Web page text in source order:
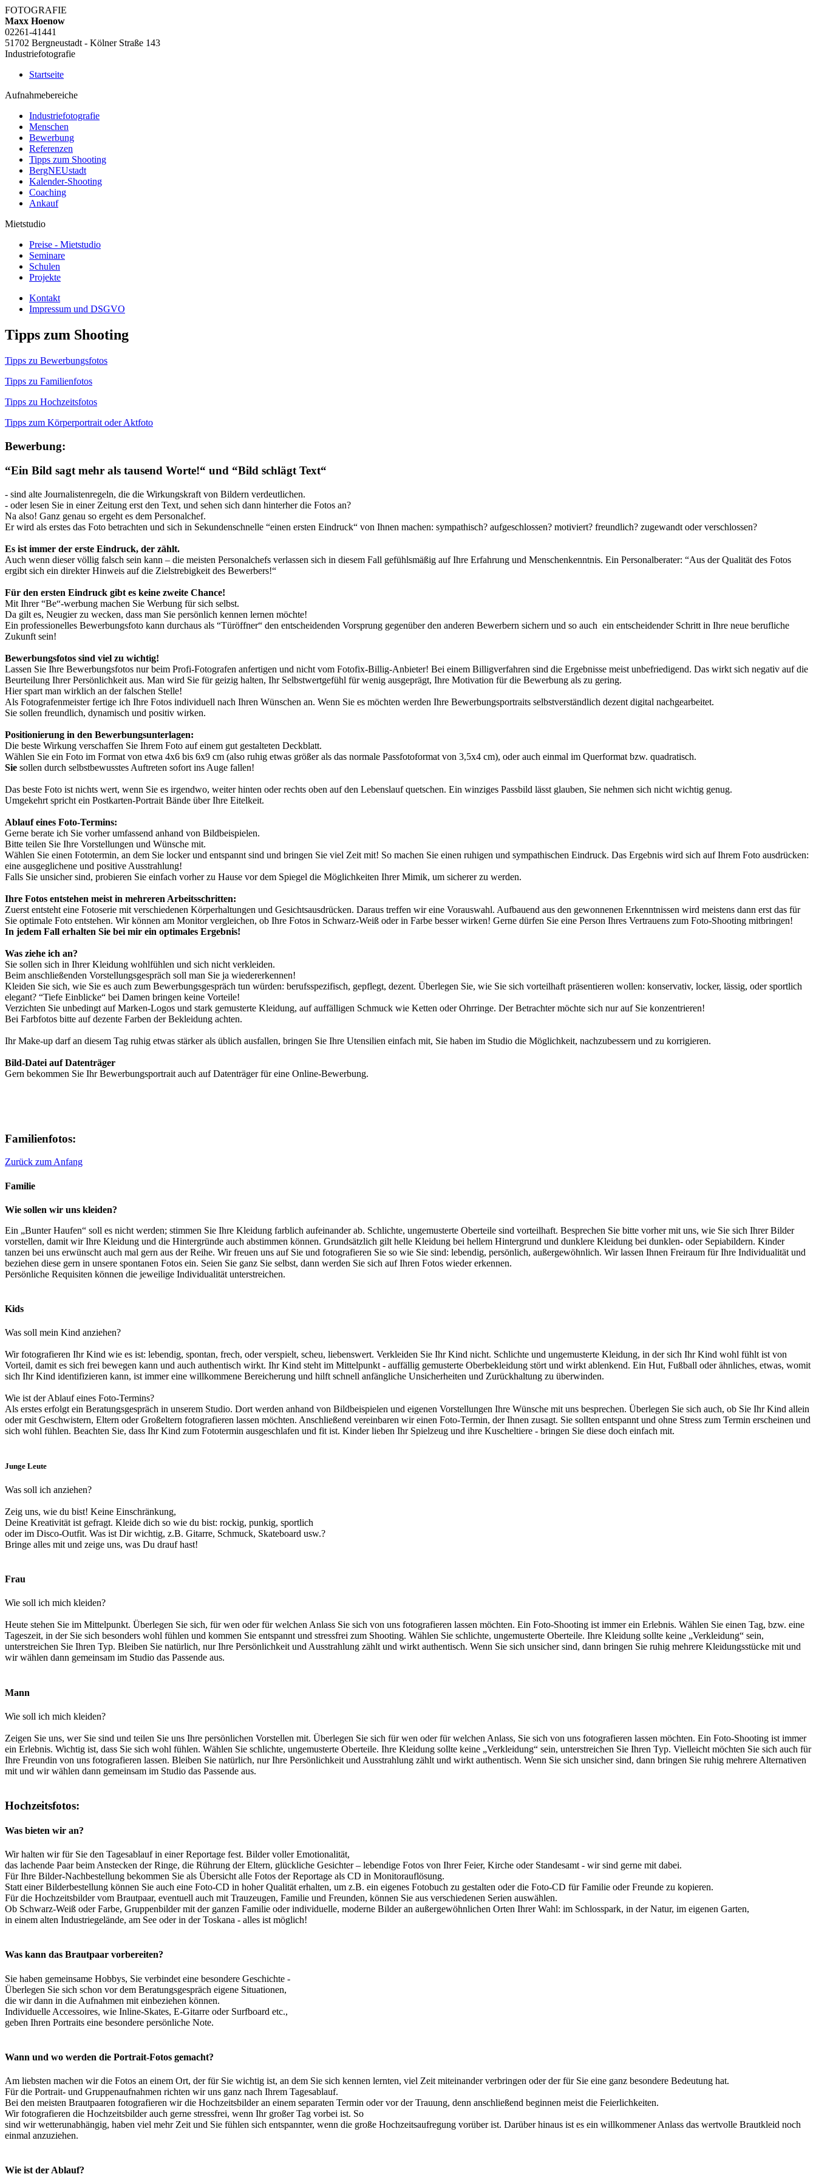
FOTOGRAFIE
Maxx Hoenow
02261-41441
51702 Bergneustadt - Kölner Straße 143
Industriefotografie
Startseite
Aufnahmebereiche
Industriefotografie
Menschen
Bewerbung
Referenzen
Tipps zum Shooting
BergNEUstadt
Kalender-Shooting
Coaching
Ankauf
Mietstudio
Preise - Mietstudio
Seminare
Schulen
Projekte
Kontakt
Impressum und DSGVO
Tipps zum Shooting
Tipps zu Bewerbungsfotos
Tipps zu Familienfotos
Tipps zu Hochzeitsfotos
Tipps zum Körperportrait oder Aktfoto
Bewerbung:
“Ein Bild sagt mehr als tausend Worte!“ und “Bild schlägt Text“
- sind alte Journalistenregeln, die die Wirkungskraft von Bildern verdeutlichen.
- oder lesen Sie in einer Zeitung erst den Text, und sehen sich dann hinterher die Fotos an?
Na also! Ganz genau so ergeht es dem Personalchef.
Er wird als erstes das Foto betrachten und sich in Sekundenschnelle “einen ersten Eindruck“ von Ihnen machen: sympathisch? aufgeschlossen? motiviert? freundlich? zugewandt oder verschlossen?
Es ist immer der erste Eindruck, der zählt.
Auch wenn dieser völlig falsch sein kann – die meisten Personalchefs verlassen sich in diesem Fall gefühlsmäßig auf Ihre Erfahrung und Menschenkenntnis. Ein Personalberater: “Aus der Qualität des Fotos
ergibt sich ein direkter Hinweis auf die Zielstrebigkeit des Bewerbers!“
Für den ersten Eindruck gibt es keine zweite Chance!
Mit Ihrer “Be“-werbung machen Sie Werbung für sich selbst.
Da gilt es, Neugier zu wecken, dass man Sie persönlich kennen lernen möchte!
Ein professionelles Bewerbungsfoto kann durchaus als “Türöffner“ den entscheidenden Vorsprung gegenüber den anderen Bewerbern sichern und so auch ein entscheidender Schritt in Ihre neue berufliche
Zukunft sein!
Bewerbungsfotos sind viel zu wichtig!
Lassen Sie Ihre Bewerbungsfotos nur beim Profi-Fotografen anfertigen und nicht vom Fotofix-Billig-Anbieter! Bei einem Billigverfahren sind die Ergebnisse meist unbefriedigend. Das wirkt sich negativ auf die
Beurteilung Ihrer Persönlichkeit aus. Man wird Sie für geizig halten, Ihr Selbstwertgefühl für wenig ausgeprägt, Ihre Motivation für die Bewerbung als zu gering.
Hier spart man wirklich an der falschen Stelle!
Als Fotografenmeister fertige ich Ihre Fotos individuell nach Ihren Wünschen an. Wenn Sie es möchten werden Ihre Bewerbungsportraits selbstverständlich dezent digital nachgearbeitet.
Sie sollen freundlich, dynamisch und positiv wirken.
Positionierung in den Bewerbungsunterlagen:
Die beste Wirkung verschaffen Sie Ihrem Foto auf einem gut gestalteten Deckblatt.
Wählen Sie ein Foto im Format von etwa 4x6 bis 6x9 cm (also ruhig etwas größer als das normale Passfotoformat von 3,5x4 cm), oder auch einmal im Querformat bzw. quadratisch.
Sie sollen durch selbstbewusstes Auftreten sofort ins Auge fallen!
Das beste Foto ist nichts wert, wenn Sie es irgendwo, weiter hinten oder rechts oben auf den Lebenslauf quetschen. Ein winziges Passbild lässt glauben, Sie nehmen sich nicht wichtig genug.
Umgekehrt spricht ein Postkarten-Portrait Bände über Ihre Eitelkeit.
Ablauf eines Foto-Termins:
Gerne berate ich Sie vorher umfassend anhand von Bildbeispielen.
Bitte teilen Sie Ihre Vorstellungen und Wünsche mit.
Wählen Sie einen Fototermin, an dem Sie locker und entspannt sind und bringen Sie viel Zeit mit! So machen Sie einen ruhigen und sympathischen Eindruck. Das Ergebnis wird sich auf Ihrem Foto ausdrücken:
eine ausgeglichene und positive Ausstrahlung!
Falls Sie unsicher sind, probieren Sie einfach vorher zu Hause vor dem Spiegel die Möglichkeiten Ihrer Mimik, um sicherer zu werden.
Ihre Fotos entstehen meist in mehreren Arbeitsschritten:
Zuerst entsteht eine Fotoserie mit verschiedenen Körperhaltungen und Gesichtsausdrücken. Daraus treffen wir eine Vorauswahl. Aufbauend aus den gewonnenen Erkenntnissen wird meistens dann erst das für
Sie optimale Foto entstehen. Wir können am Monitor vergleichen, ob Ihre Fotos in Schwarz-Weiß oder in Farbe besser wirken! Gerne dürfen Sie eine Person Ihres Vertrauens zum Foto-Shooting mitbringen!
In jedem Fall erhalten Sie bei mir ein optimales Ergebnis!
Was ziehe ich an?
Sie sollen sich in Ihrer Kleidung wohlfühlen und sich nicht verkleiden.
Beim anschließenden Vorstellungsgespräch soll man Sie ja wiedererkennen!
Kleiden Sie sich, wie Sie es auch zum Bewerbungsgespräch tun würden: berufsspezifisch, gepflegt, dezent. Überlegen Sie, wie Sie sich vorteilhaft präsentieren wollen: konservativ, locker, lässig, oder sportlich
elegant? “Tiefe Einblicke“ bei Damen bringen keine Vorteile!
Verzichten Sie unbedingt auf Marken-Logos und stark gemusterte Kleidung, auf auffälligen Schmuck wie Ketten oder Ohrringe. Der Betrachter möchte sich nur auf Sie konzentrieren!
Bei Farbfotos bitte auf dezente Farben der Bekleidung achten.
Ihr Make-up darf an diesem Tag ruhig etwas stärker als üblich ausfallen, bringen Sie Ihre Utensilien einfach mit, Sie haben im Studio die Möglichkeit, nachzubessern und zu korrigieren.
Bild-Datei auf Datenträger
Gern bekommen Sie Ihr Bewerbungsportrait auch auf Datenträger für eine Online-Bewerbung.
Familienfotos:
Zurück zum Anfang
Familie
Wie sollen wir uns kleiden?
Ein „Bunter Haufen“ soll es nicht werden; stimmen Sie Ihre Kleidung farblich aufeinander ab. Schlichte, ungemusterte Oberteile sind vorteilhaft. Besprechen Sie bitte vorher mit uns, wie Sie sich Ihrer Bilder
vorstellen, damit wir Ihre Kleidung und die Hintergründe auch abstimmen können. Grundsätzlich gilt helle Kleidung bei hellem Hintergrund und dunklere Kleidung bei dunklen- oder Sepiabildern. Kinder
tanzen bei uns erwünscht auch mal gern aus der Reihe. Wir freuen uns auf Sie und fotografieren Sie so wie Sie sind: lebendig, persönlich, außergewöhnlich. Wir lassen Ihnen Freiraum für Ihre Individualität und
beziehen diese gern in unsere spontanen Fotos ein. Seien Sie ganz Sie selbst, dann werden Sie sich auf Ihren Fotos wieder erkennen.
Persönliche Requisiten können die jeweilige Individualität unterstreichen.
Kids
Was soll mein Kind anziehen?
Wir fotografieren Ihr Kind wie es ist: lebendig, spontan, frech, oder verspielt, scheu, liebenswert. Verkleiden Sie Ihr Kind nicht. Schlichte und ungemusterte Kleidung, in der sich Ihr Kind wohl fühlt ist von
Vorteil, damit es sich frei bewegen kann und auch authentisch wirkt. Ihr Kind steht im Mittelpunkt - auffällig gemusterte Oberbekleidung stört und wirkt ablenkend. Ein Hut, Fußball oder ähnliches, etwas, womit
sich Ihr Kind identifizieren kann, ist immer eine willkommene Bereicherung und hilft schnell anfängliche Unsicherheiten und Zurückhaltung zu überwinden.
Wie ist der Ablauf eines Foto-Termins?
Als erstes erfolgt ein Beratungsgespräch in unserem Studio. Dort werden anhand von Bildbeispielen und eigenen Vorstellungen Ihre Wünsche mit uns besprechen. Überlegen Sie sich auch, ob Sie Ihr Kind allein
oder mit Geschwistern, Eltern oder Großeltern fotografieren lassen möchten. Anschließend vereinbaren wir einen Foto-Termin, der Ihnen zusagt. Sie sollten entspannt und ohne Stress zum Termin erscheinen und
sich wohl fühlen. Beachten Sie, dass Ihr Kind zum Fototermin ausgeschlafen und fit ist. Kinder lieben Ihr Spielzeug und ihre Kuscheltiere - bringen Sie diese doch einfach mit.
Junge Leute
Was soll ich anziehen?
Zeig uns, wie du bist! Keine Einschränkung,
Deine Kreativität ist gefragt. Kleide dich so wie du bist: rockig, punkig, sportlich
oder im Disco-Outfit. Was ist Dir wichtig, z.B. Gitarre, Schmuck, Skateboard usw.?
Bringe alles mit und zeige uns, was Du drauf hast!
Frau
Wie soll ich mich kleiden?
Heute stehen Sie im Mittelpunkt. Überlegen Sie sich, für wen oder für welchen Anlass Sie sich von uns fotografieren lassen möchten. Ein Foto-Shooting ist immer ein Erlebnis. Wählen Sie einen Tag, bzw. eine
Tageszeit, in der Sie sich besonders wohl fühlen und kommen Sie entspannt und stressfrei zum Shooting. Wählen Sie schlichte, ungemusterte Oberteile. Ihre Kleidung sollte keine „Verkleidung“ sein,
unterstreichen Sie Ihren Typ. Bleiben Sie natürlich, nur Ihre Persönlichkeit und Ausstrahlung zählt und wirkt authentisch. Wenn Sie sich unsicher sind, dann bringen Sie ruhig mehrere Kleidungsstücke mit und
wir wählen dann gemeinsam im Studio das Passende aus.
Mann
Wie soll ich mich kleiden?
Zeigen Sie uns, wer Sie sind und teilen Sie uns Ihre persönlichen Vorstellen mit. Überlegen Sie sich für wen oder für welchen Anlass, Sie sich von uns fotografieren lassen möchten. Ein Foto-Shooting ist immer
ein Erlebnis. Wichtig ist, dass Sie sich wohl fühlen. Wählen Sie schlichte, ungemusterte Oberteile. Ihre Kleidung sollte keine „Verkleidung“ sein, unterstreichen Sie Ihren Typ. Vielleicht möchten Sie sich auch für
Ihre Freundin von uns fotografieren lassen. Bleiben Sie natürlich, nur Ihre Persönlichkeit und Ausstrahlung zählt und wirkt authentisch. Wenn Sie sich unsicher sind, dann bringen Sie ruhig mehrere Alternativen
mit und wir wählen dann gemeinsam im Studio das Passende aus.
Hochzeitsfotos:
Was bieten wir an?
Wir halten wir für Sie den Tagesablauf in einer Reportage fest. Bilder voller Emotionalität,
das lachende Paar beim Anstecken der Ringe, die Rührung der Eltern, glückliche Gesichter – lebendige Fotos von Ihrer Feier, Kirche oder Standesamt - wir sind gerne mit dabei.
Für Ihre Bilder-Nachbestellung bekommen Sie als Übersicht alle Fotos der Reportage als CD in Monitorauflösung.
Statt einer Bilderbestellung können Sie auch eine Foto-CD in hoher Qualität erhalten, um z.B. ein eigenes Fotobuch zu gestalten oder die Foto-CD für Familie oder Freunde zu kopieren.
Für die Hochzeitsbilder vom Brautpaar, eventuell auch mit Trauzeugen, Familie und Freunden, können Sie aus verschiedenen Serien auswählen.
Ob Schwarz-Weiß oder Farbe, Gruppenbilder mit der ganzen Familie oder individuelle, moderne Bilder an außergewöhnlichen Orten Ihrer Wahl: im Schlosspark, in der Natur, im eigenen Garten,
in einem alten Industriegelände, am See oder in der Toskana - alles ist möglich!
Was kann das Brautpaar vorbereiten?
Sie haben gemeinsame Hobbys, Sie verbindet eine besondere Geschichte -
Überlegen Sie sich schon vor dem Beratungsgespräch eigene Situationen,
die wir dann in die Aufnahmen mit einbeziehen können.
Individuelle Accessoires, wie Inline-Skates, E-Gitarre oder Surfboard etc.,
geben Ihren Portraits eine besondere persönliche Note.
Wann und wo werden die Portrait-Fotos gemacht?
Am liebsten machen wir die Fotos an einem Ort, der für Sie wichtig ist, an dem Sie sich kennen lernten, viel Zeit miteinander verbringen oder der für Sie eine ganz besondere Bedeutung hat.
Für die Portrait- und Gruppenaufnahmen richten wir uns ganz nach Ihrem Tagesablauf.
Bei den meisten Brautpaaren fotografieren wir die Hochzeitsbilder an einem separaten Termin oder vor der Trauung, denn anschließend beginnen meist die Feierlichkeiten.
Wir fotografieren die Hochzeitsbilder auch gerne stressfrei, wenn Ihr großer Tag vorbei ist. So
sind wir wetterunabhängig, haben viel mehr Zeit und Sie fühlen sich entspannter, wenn die große Hochzeitsaufregung vorüber ist. Darüber hinaus ist es ein willkommener Anlass das wertvolle Brautkleid noch
einmal anzuziehen.
Wie ist der Ablauf?